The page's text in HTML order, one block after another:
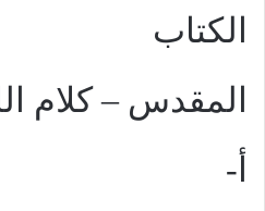
الكتاب
المقدس – كلام
أ-